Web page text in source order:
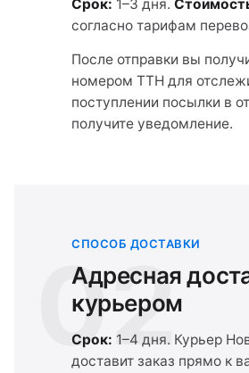
Срок: 1–3 дня.
согласно тарифам
После отправки вы
номером ТТН для
поступлении посылки в
получите уведомление.
02
СПОСОБ ДОСТАВКИ
Адресная
курьером
Срок: 1–4 дня. Курьер
доставит заказ прямо к